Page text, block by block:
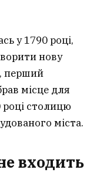
у 1790 році,
нову
перший
місце для
році столицю
міста.
входить